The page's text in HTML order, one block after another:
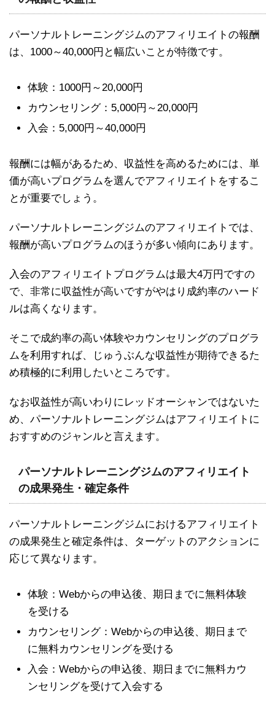
パーソナルトレーニングジムのアフィリエイトの報酬
は、1000～40,000円と幅広いことが特徴です。
体験：1000円～20,000円
カウンセリング：5,000円～20,000円
入会：5,000円～40,000円
報酬には幅があるため、収益性を高めるためには、単
価が高いプログラムを選んでアフィリエイトをするこ
とが重要でしょう。
パーソナルトレーニングジムのアフィリエイトでは、
報酬が高いプログラムのほうが多い傾向にあります。
入会のアフィリエイトプログラムは最大4万円ですの
で、非常に収益性が高いですがやはり成約率のハード
ルは高くなります。
そこで成約率の高い体験やカウンセリングのプログラ
ムを利用すれば、じゅうぶんな収益性が期待できるた
め積極的に利用したいところです。
なお収益性が高いわりにレッドオーシャンではないた
め、パーソナルトレーニングジムはアフィリエイトに
おすすめのジャンルと言えます。
パーソナルトレーニングジムのアフィリエイト
の成果発生・確定条件
パーソナルトレーニングジムにおけるアフィリエイト
の成果発生と確定条件は、ターゲットのアクションに
応じて異なります。
体験：Webからの申込後、期日までに無料体験
を受ける
カウンセリング：Webからの申込後、期日まで
に無料カウンセリングを受ける
入会：Webからの申込後、期日までに無料カウ
ンセリングを受けて入会する